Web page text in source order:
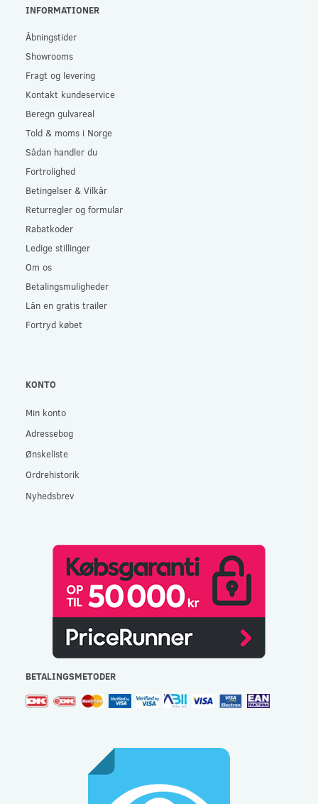
INFORMATIONER
Åbningstider
Showrooms
Fragt og levering
Kontakt kundeservice
Beregn gulvareal
Told & moms i Norge
Sådan handler du
Fortrolighed
Betingelser & Vilkår
Returregler og formular
Rabatkoder
Ledige stillinger
Om os
Betalingsmuligheder
Lån en gratis trailer
Fortryd købet
KONTO
Min konto
Adressebog
Ønskeliste
Ordrehistorik
Nyhedsbrev
BETALINGSMETODER